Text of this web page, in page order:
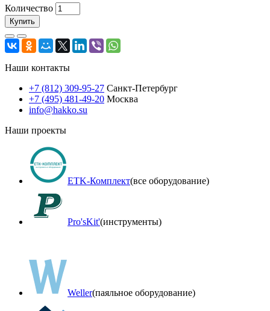
Количество
Купить
Наши контакты
+7 (812) 309-95-27 Санкт-Петербург
+7 (495) 481-49-20 Москва
info@hakko.su
Наши проекты
ETK-Комплект(все оборудование)
Pro'sKit'(инструменты)
Weller(паяльное оборудование)